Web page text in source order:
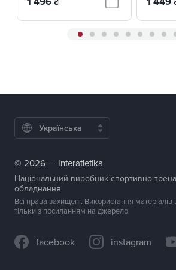
Українська
© 2026 — Interatletika
Національний виробник спортивно-
обладнання
Всі права захищені. Використання
тільки з посиланням на джерело.
facebook instagram